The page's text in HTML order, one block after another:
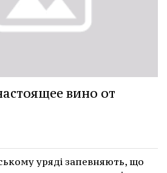
вино от
уряді запевняють, що